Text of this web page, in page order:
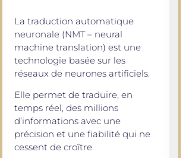
La traduction automatique
neuronale (NMT – neural
machine translation) est une
technologie basée sur les
réseaux de neurones artificiels.
Elle permet de traduire, en
temps réel, des millions
d’informations avec une
précision et une fiabilité qui ne
cessent de croître.